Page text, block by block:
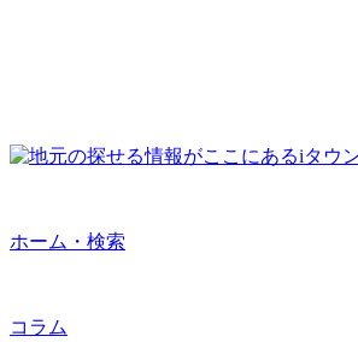
ホーム・検索
コラム